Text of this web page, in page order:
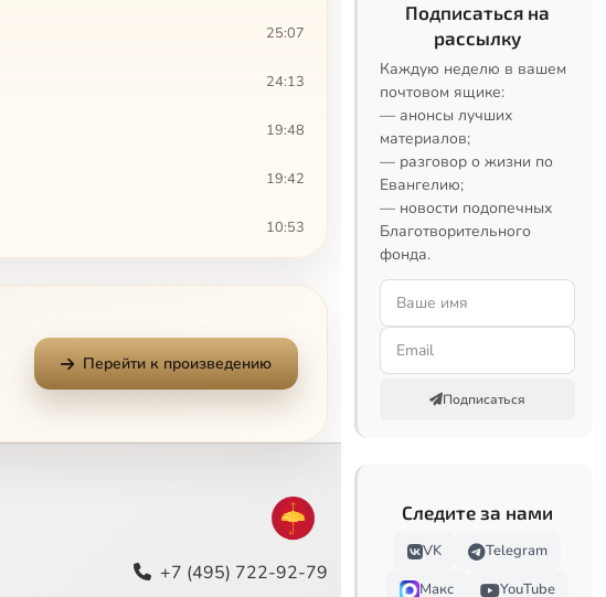
25:07
24:13
19:48
19:42
10:53
16:25
10:27
15:15
Перейти к произведению
+7 (495) 722-92-79
Подписаться на
рассылку
Каждую неделю в вашем
почтовом ящике:
— анонсы лучших
материалов;
— разговор о жизни по
Евангелию;
— новости подопечных
Благотворительного
фонда.
Подписаться
Следите за нами
VK
Telegram
Макс
YouTube